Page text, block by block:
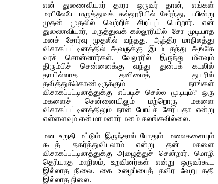
என் துணைவியார் தாரா ஒருவர் தான், எங்கள்
மரபிலேயே மருத்துவக் கல்லூரியில் சேர்ந்து, பயின்று
முதன் முதலில் வெற்றிச் சிறப்புப் பெற்றார். என்
துணைவியார், மருத்துவக் கல்லூரியில் சேர முடியாத
மனச் சோர்வு முதலில் வந்தது. ஆந்திர மாநிலத்து
விசாகப்பட்டினத்தில் அவருக்கு இடம் தந்து அங்கே
வரச் சொன்னார்கள். வேலூரில் இருந்து மீளவும்
திரும்பிச் சென்னைக்கு வந்து துன்பக் கடலில்
தாயில்லாத தனிமைத் துயரில்
தவித்துக்கொண்டிருக்கும் நாங்கள்
விசாகப்பட்டினத்துக்கு எப்படிச் செல்ல முடியும்? ஒரு
மகளைச் சென்னையிலும் மற்றொரு மகளை
விசாகப்பட்டினத்திலும் நான் போய்ச் சேர்ப்பதா என்று
எள்ளளவும் என் மாமனார் மனம் கலங்கவில்லை.
மன உறுதி மட்டும் இருந்தால் போதும். மலைகளையும்
கூடத் தகர்த்துவிடலாம் என்று தன் மகளை
விசாகப்பட்டினத்துக்கு அழைத்துச் சென்றார். மொழி
தெரியாத மாநிலம், உறவினர்கள் என்று ஒருவர்கூட
இல்லாத நிலை. கை உழைப்பைத் தவிர வேறு கதி
இல்லாத நிலை.